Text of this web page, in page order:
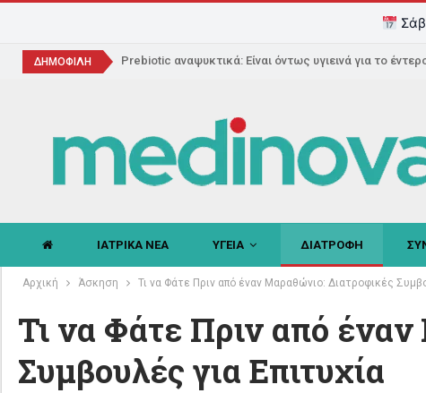
ΔΗΜΟΦΙΛΗ Prebiotic αναψυκτικά: Είναι όντως υγιεινά για το
ΙΑΤΡΙΚΑ ΝΕΑ ΥΓΕΙΑ ΔΙΑΤΡΟΦΗ
Αρχική Άσκηση Τι να Φάτε Πριν από έναν Μαραθώνιο: Διατροφικές
Τι να Φάτε Πριν από
Συμβουλές για Επιτυχία